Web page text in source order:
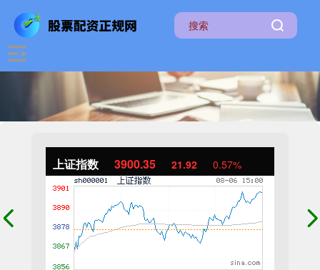
上证指数 3900.35 21.92 0.57%